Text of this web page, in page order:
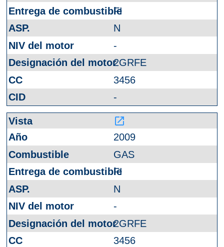
FI
N
-
2GRFE
3456
-
launch
2009
GAS
FI
N
-
2GRFE
3456